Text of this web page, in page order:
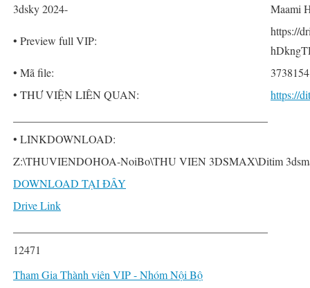
3dsky 2024-
Maami
• Preview full VIP:
https://
• Mã file:
• THƯ VIỆN LIÊN QUAN:
https://
• LINKDOWNLOAD:
Z:\THUVIENDOHOA-NoiBo\THU VIEN 3DSMAX\Ditim
DOWNLOAD TẠI ĐÂY
Drive Link
12471
Tham Gia Thành viên VIP - Nhóm Nội Bộ